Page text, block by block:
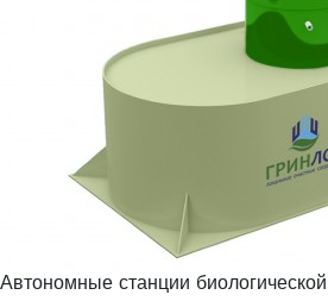
Автономные станции